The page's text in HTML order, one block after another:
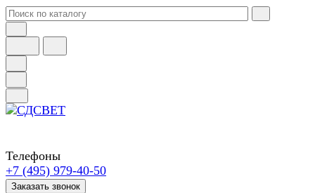
Телефоны
+7 (495) 979-40-50
Заказать звонок